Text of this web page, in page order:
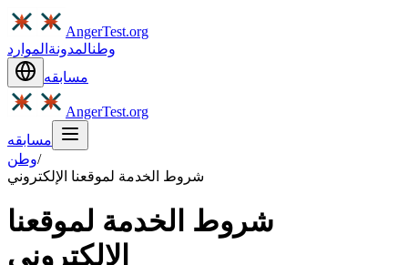
AngerTest.org
وطنالمدونة الموارد
مسابقه
AngerTest.org
مسابقه
وطن/
شروط الخدمة لموقعنا الإلكتروني
شروط الخدمة لموقعنا
الإلكتروني